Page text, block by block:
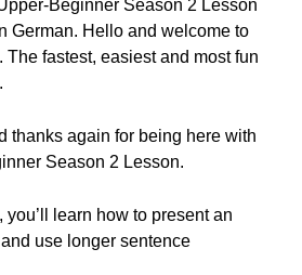
Beginner Season 2 Lesson
German. Hello and welcome to
fastest, easiest and most fun
thanks again for being here with
Season 2 Lesson.
learn how to present an
use longer sentence